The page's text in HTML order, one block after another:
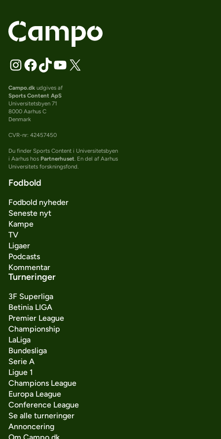
Campo.dkudgives af
Sports Content ApS
Universitetsbyen 71
8000 Aarhus C
Denmark
CVR-nr: 42457450
Du finder Sports Content i Universitetsbyen
i Aarhus hos Partnerhuset. En del af Aarhus
Universitets forskningsfond.
Fodbold
Fodbold nyheder
Seneste nyt
Kampe
TV
Ligaer
Podcasts
Kommentar
Turneringer
3F Superliga
Betinia LIGA
Premier League
Championship
LaLiga
Bundesliga
Serie A
Ligue 1
Champions League
Europa League
Conference League
Se alle turneringer
Annoncering